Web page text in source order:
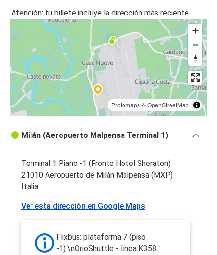
Atención: tu billete incluye la dirección más reciente.
Protomaps©OpenStreetMap
Milán (Aeropuerto Malpensa Terminal 1)
Terminal 1 Piano -1 (Fronte Hotel Sheraton)
21010 Aeropuerto de Milán Malpensa (MXP)
Italia
Ver esta dirección en Google Maps
Flixbus: plataforma 7 (piso
-1).\nOrioShuttle - línea K358: